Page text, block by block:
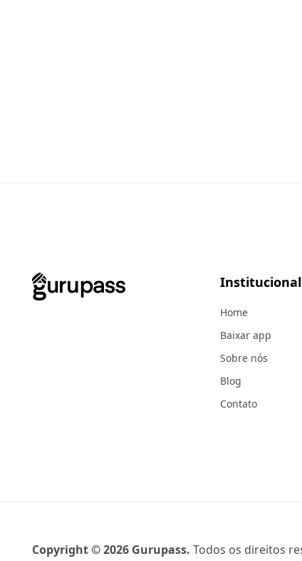
Institucional
Home
Baixar app
Sobre nós
Blog
Contato
Copyright ©2026 Gurupass. Todos os direitos